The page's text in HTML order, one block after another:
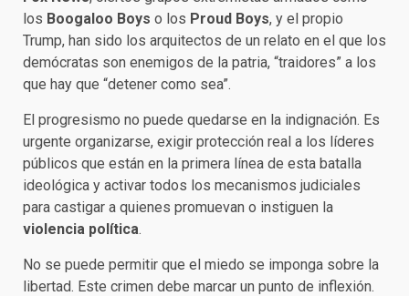
los Boogaloo Boys o los Proud Boys, y el propio
Trump, han sido los arquitectos de un relato en el que los
demócratas son enemigos de la patria, “traidores” a los
que hay que “detener como sea”.
El progresismo no puede quedarse en la indignación. Es
urgente organizarse, exigir protección real a los líderes
públicos que están en la primera línea de esta batalla
ideológica y activar todos los mecanismos judiciales
para castigar a quienes promuevan o instiguen la
violencia política.
No se puede permitir que el miedo se imponga sobre la
libertad. Este crimen debe marcar un punto de inflexión.